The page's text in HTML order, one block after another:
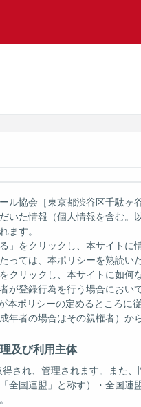
ル協会［東京都渋谷区千駄ヶ
いた情報（個人情報を含む
ます。
」をクリックし、本サイト
っては、本ポリシーを熟読い
クリックし、本サイトに如
が登録行為を行う場合にお
本ポリシーの定めるところ
年者の場合はその親権者）か
及び利用主体
得され、管理されます。また
全国連盟」と称す）・全国